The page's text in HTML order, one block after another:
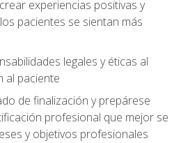
experiencias positivas y
pacientes se sientan más
legales y éticas al
al paciente
de finalización y prepárese
profesional que mejor se
y objetivos profesionales